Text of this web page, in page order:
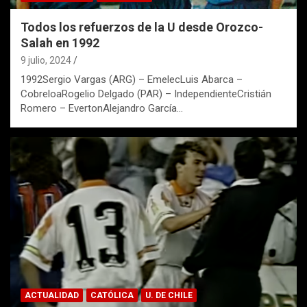
Todos los refuerzos de la U desde Orozco-
Salah en 1992
9 julio, 2024
1992Sergio Vargas (ARG) – EmelecLuis Abarca –
CobreloaRogelio Delgado (PAR) – IndependienteCristián
Romero – EvertonAlejandro García…
ACTUALIDAD CATÓLICA U. DE CHILE